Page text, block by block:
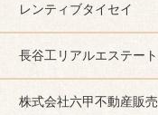
レンティブタイセイ
長谷工リアルエステート
株式会社六甲不動産販売